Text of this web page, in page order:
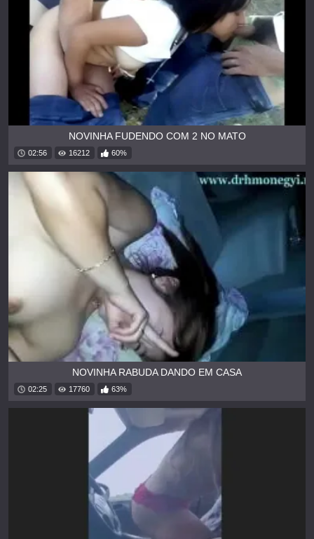
NOVINHA FUDENDO COM 2 NO MATO
02:56 16212 60%
NOVINHA RABUDA DANDO EM CASA
02:25 17760 63%